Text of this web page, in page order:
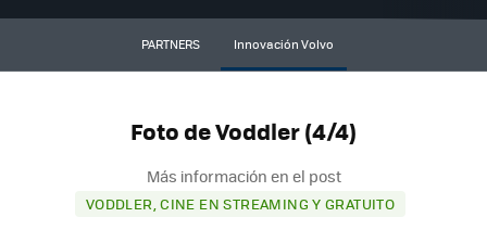
PARTNERS Innovación Volvo
Foto de Voddler (4/4)
Más información en el post
VODDLER, CINE EN STREAMING Y GRATUITO